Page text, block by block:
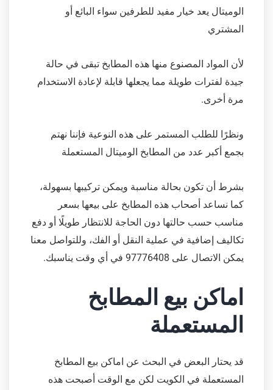
الوميتال يعد خيار مفيد للطرفين سواء البائع أو
المشتري
لأن المواد المصنوع منها هذه المطابخ تبقى في حالة
جيدة لفترات طويلة مما يجعلها قابلة لإعادة الاستخدام
مرة أخرى.
ونظرًا للطلب المستمر على هذه النوعية فإننا نهتم
بجمع أكبر عدد من المطابخ الوميتال المستعملة
بشرط أن تكون بحالة مناسبة ويمكن تركيبها بسهولة،
كما نساعد أصحاب هذه المطابخ على بيعها بسعر
مناسب حسب حالتها دون الحاجة للانتظار طويلًا أو دفع
تكاليف إضافية في عملية النقل أو الفك، وللتواصل معنا
يمكن الاتصال على 97776408 في أي وقت يناسبك.
اماكن بيع المطابخ
المستعملة
قد يحتار البعض في البحث عن اماكن بيع المطابخ
المستعملة في الكويت لكن مع الوقت أصبحت هذه